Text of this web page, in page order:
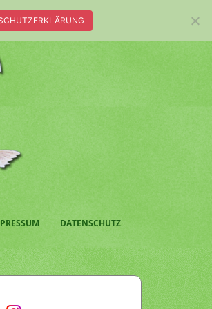
DATENSCHUTZ